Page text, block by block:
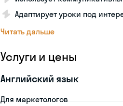
Адаптирует уроки под
Читать дальше
Услуги и цены
Английский язык
Для маркетологов